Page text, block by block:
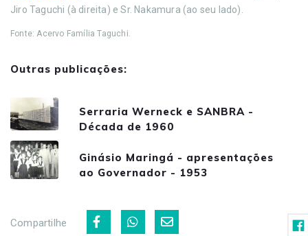
Jiro Taguchi (à direita) e Sr. Nakamura (ao seu lado).
Fonte: Acervo Família Taguchi.
Outras publicações:
Serraria Werneck e SANBRA -
Década de 1960
Ginásio Maringá - apresentações
ao Governador - 1953
Compartilhe